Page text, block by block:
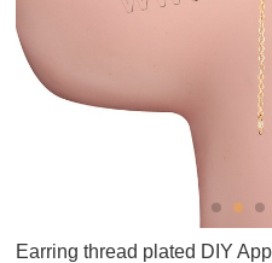
Earring thread plated DIY